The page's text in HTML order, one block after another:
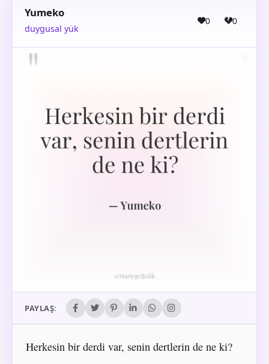
Yumeko
duygusal yük
0 0
PAYLAŞ:
Herkesin bir derdi var, senin dertlerin de ne ki?